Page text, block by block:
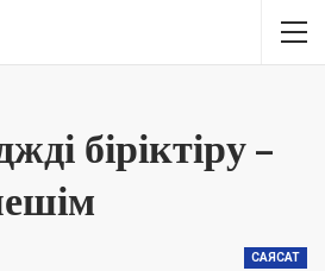
біріктіру –
САЯСАТ